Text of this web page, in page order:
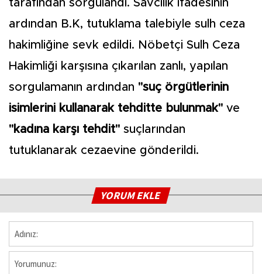
tarafından sorgulandı. Savcılık ifadesinin
ardından B.K, tutuklama talebiyle sulh ceza
hakimliğine sevk edildi. Nöbetçi Sulh Ceza
Hakimliği karşısına çıkarılan zanlı, yapılan
sorgulamanın ardından "suç örgütlerinin
isimlerini kullanarak tehditte bulunmak" ve
"kadına karşı tehdit" suçlarından
tutuklanarak cezaevine gönderildi.
YORUM EKLE